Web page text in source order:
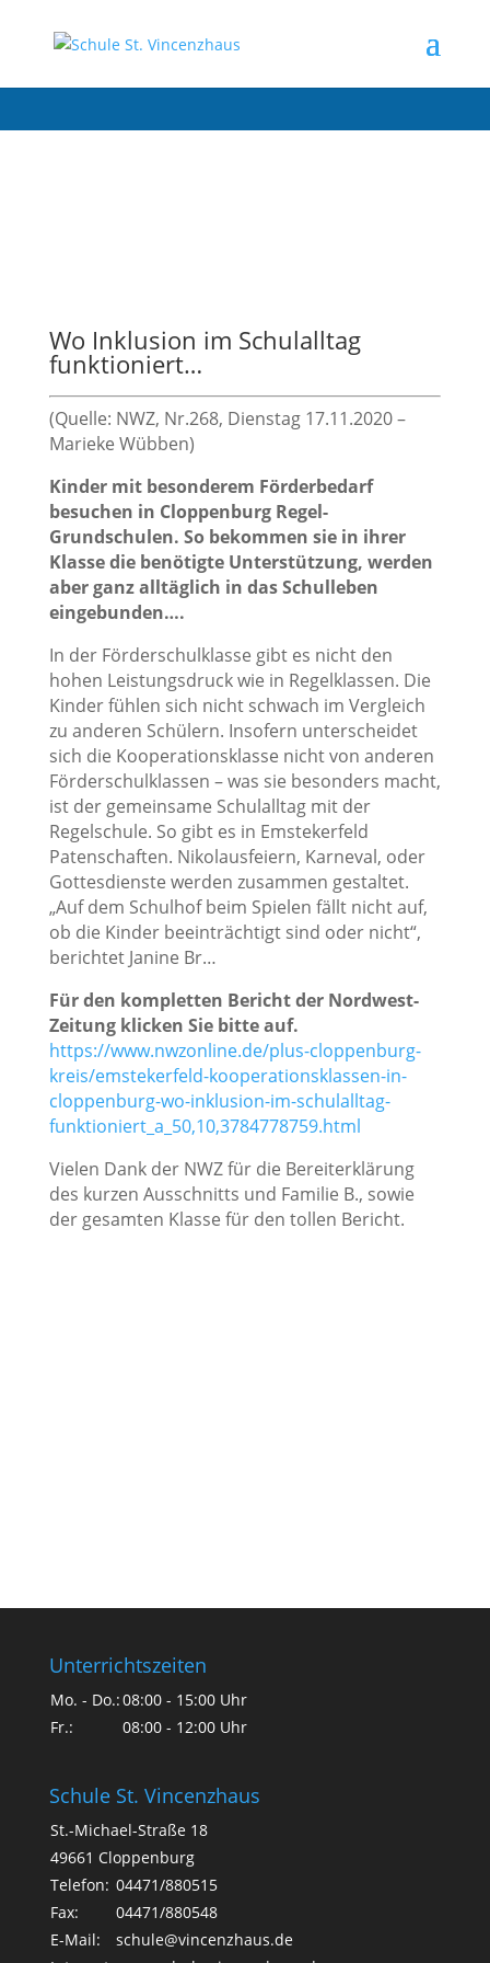
Erfolgreiche Inklusion in der
Wo Inklusion im Schulalltag
funktioniert…
(Quelle: NWZ, Nr.268, Dienstag 17.11.2020 –
Marieke Wübben)
Kinder mit besonderem Förderbedarf
besuchen in Cloppenburg Regel-
Grundschulen. So bekommen sie in ihrer
Klasse die benötigte Unterstützung, werden
aber ganz alltäglich in das Schulleben
eingebunden….
In der Förderschulklasse gibt es nicht den
hohen Leistungsdruck wie in Regelklassen. Die
Kinder fühlen sich nicht schwach im Vergleich
zu anderen Schülern. Insofern unterscheidet
sich die Kooperationsklasse nicht von anderen
Förderschulklassen – was sie besonders macht,
ist der gemeinsame Schulalltag mit der
Regelschule. So gibt es in Emstekerfeld
Patenschaften. Nikolausfeiern, Karneval, oder
Gottesdienste werden zusammen gestaltet.
„Auf dem Schulhof beim Spielen fällt nicht auf,
ob die Kinder beeinträchtigt sind oder nicht“,
berichtet Janine Br…
Für den kompletten Bericht der Nordwest-
Zeitung klicken Sie bitte auf.
https://www.nwzonline.de/plus-cloppenburg-
kreis/emstekerfeld-kooperationsklassen-in-
cloppenburg-wo-inklusion-im-schulalltag-
funktioniert_a_50,10,3784778759.html
Vielen Dank der NWZ für die Bereiterklärung
des kurzen Ausschnitts und Familie B., sowie
der gesamten Klasse für den tollen Bericht.
Unterrichtszeiten
Mo. - Do.:08:00 - 15:00 Uhr
Fr.:
08:00 - 12:00 Uhr
Schule St. Vincenzhaus
St.-Michael-Straße 18
49661 Cloppenburg
Telefon: 04471/880515
Fax:
04471/880548
E-Mail:
schule@vincenzhaus.de